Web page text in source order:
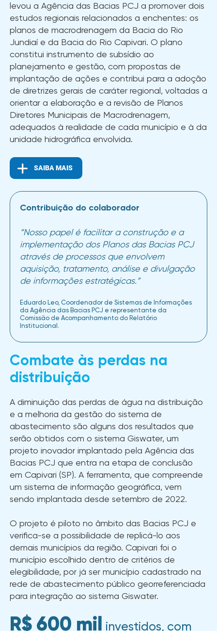
levou a Agência das Bacias PCJ a promover dois
estudos regionais relacionados a enchentes: os
planos de macrodrenagem da Bacia do Rio
Jundiaí e da Bacia do Rio Capivari. O plano
constitui instrumento de subsídio ao
planejamento e gestão, com propostas de
implantação de ações e contribui para a adoção
de diretrizes gerais de caráter regional, voltadas a
orientar a elaboração e a revisão de Planos
Diretores Municipais de Macrodrenagem,
adequados à realidade de cada município e à da
unidade hidrográfica envolvida.
SAIBA MAIS
Contribuição do colaborador
“Nosso papel é facilitar a construção e a
implementação dos Planos das Bacias PCJ
através de processos que envolvem
aquisição, tratamento, análise e divulgação
de informações estratégicas.”
Eduardo Leo, Coordenador de Sistemas de Informações
da Agência das Bacias PCJ e representante da
Comissão de Acompanhamento do Relatório
Institucional.
Combate às perdas na
distribuição
A diminuição das perdas de água na distribuição
e a melhoria da gestão do sistema de
abastecimento são alguns dos resultados que
serão obtidos com o sistema Giswater, um
projeto inovador implantado pela Agência das
Bacias PCJ que entra na etapa de conclusão
em Capivari (SP). A ferramenta, que compreende
um sistema de informação geográfica, vem
sendo implantada desde setembro de 2022.
O projeto é piloto no âmbito das Bacias PCJ e
verifica-se a possibilidade de replicá-lo aos
demais municípios da região. Capivari foi o
município escolhido dentro de critérios de
elegibilidade, por já ser município cadastrado na
rede de abastecimento público georreferenciada
para integração ao sistema Giswater.
R$ 600 mil investidos, com